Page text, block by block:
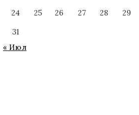
24
25 26 27 28 29
31
« Июл